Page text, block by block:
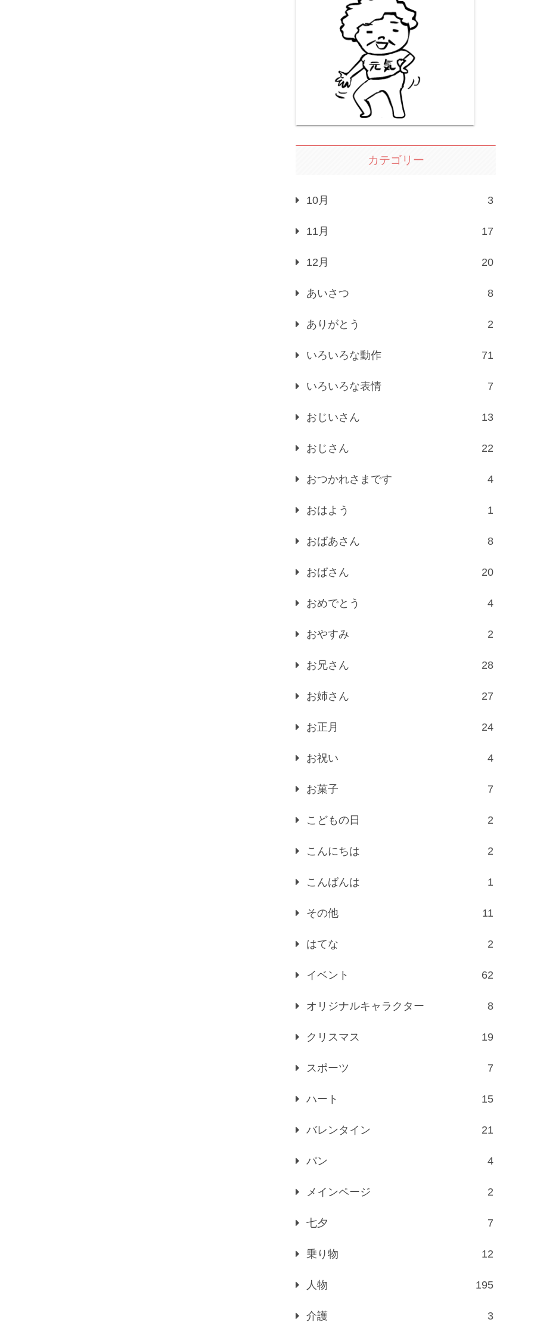
カテゴリー
10月 3
11月 17
12月 20
あいさつ 8
ありがとう 2
いろいろな動作 71
いろいろな表情 7
おじいさん 13
おじさん 22
おつかれさまです 4
おはよう 1
おばあさん 8
おばさん 20
おめでとう 4
おやすみ 2
お兄さん 28
お姉さん 27
お正月 24
お祝い 4
お菓子 7
こどもの日 2
こんにちは 2
こんばんは 1
その他 11
はてな 2
イベント 62
オリジナルキャラクター 8
クリスマス 19
スポーツ 7
ハート 15
バレンタイン 21
パン 4
メインページ 2
七夕 7
乗り物 12
人物 195
介護 3